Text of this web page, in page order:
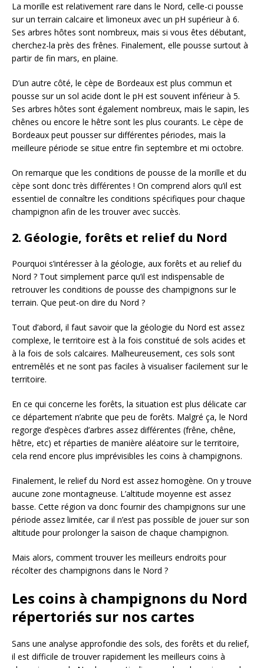
La morille est relativement rare dans le Nord, celle-ci pousse
sur un terrain calcaire et limoneux avec un pH supérieur à 6.
Ses arbres hôtes sont nombreux, mais si vous êtes débutant,
cherchez-la près des frênes. Finalement, elle pousse surtout à
partir de fin mars, en plaine.
D’un autre côté, le cèpe de Bordeaux est plus commun et
pousse sur un sol acide dont le pH est souvent inférieur à 5.
Ses arbres hôtes sont également nombreux, mais le sapin, les
chênes ou encore le hêtre sont les plus courants. Le cèpe de
Bordeaux peut pousser sur différentes périodes, mais la
meilleure période se situe entre fin septembre et mi octobre.
On remarque que les conditions de pousse de la morille et du
cèpe sont donc très différentes ! On comprend alors qu’il est
essentiel de connaître les conditions spécifiques pour chaque
champignon afin de les trouver avec succès.
2. Géologie, forêts et relief du Nord
Pourquoi s’intéresser à la géologie, aux forêts et au relief du
Nord ? Tout simplement parce qu’il est indispensable de
retrouver les conditions de pousse des champignons sur le
terrain. Que peut-on dire du Nord ?
Tout d’abord, il faut savoir que la géologie du Nord est assez
complexe, le territoire est à la fois constitué de sols acides et
à la fois de sols calcaires. Malheureusement, ces sols sont
entremêlés et ne sont pas faciles à visualiser facilement sur le
territoire.
En ce qui concerne les forêts, la situation est plus délicate car
ce département n’abrite que peu de forêts. Malgré ça, le Nord
regorge d’espèces d’arbres assez différentes (frêne, chêne,
hêtre, etc) et réparties de manière aléatoire sur le territoire,
cela rend encore plus imprévisibles les coins à champignons.
Finalement, le relief du Nord est assez homogène. On y trouve
aucune zone montagneuse. L’altitude moyenne est assez
basse. Cette région va donc fournir des champignons sur une
période assez limitée, car il n’est pas possible de jouer sur son
altitude pour prolonger la saison de chaque champignon.
Mais alors, comment trouver les meilleurs endroits pour
récolter des champignons dans le Nord ?
Les coins à champignons du Nord
répertoriés sur nos cartes
Sans une analyse approfondie des sols, des forêts et du relief,
il est difficile de trouver rapidement les meilleurs coins à